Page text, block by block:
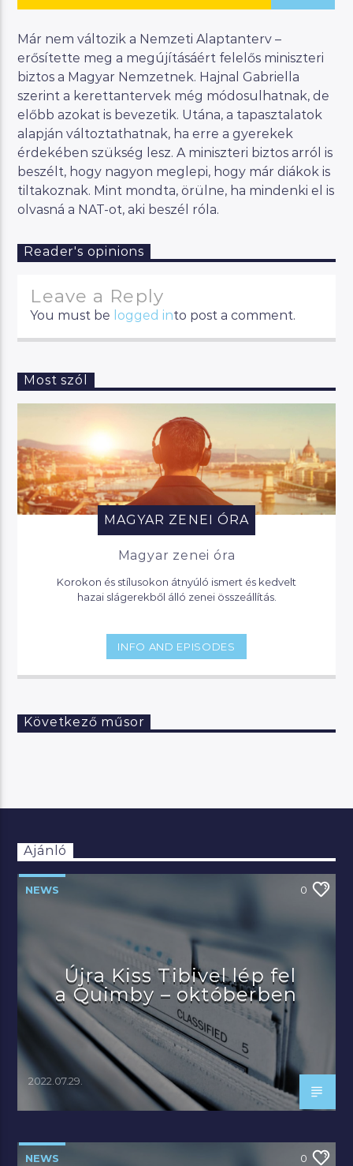
Manna FM
Már nem változik a Nemzeti Alaptanterv –
erősítette meg a megújításáért felelős miniszteri
biztos a Magyar Nemzetnek. Hajnal Gabriella
szerint a kerettantervek még módosulhatnak, de
előbb azokat is bevezetik. Utána, a tapasztalatok
alapján változtathatnak, ha erre a gyerekek
érdekében szükség lesz. A miniszteri biztos arról is
beszélt, hogy nagyon meglepi, hogy már diákok is
tiltakoznak. Mint mondta, örülne, ha mindenki el is
olvasná a NAT-ot, aki beszél róla.
Reader's opinions
Leave a Reply
You must be logged into post a comment.
Most szól
MAGYAR ZENEI ÓRA
Magyar zenei óra
Korokon és stílusokon átnyúló ismert és kedvelt
hazai slágerekből álló zenei összeállítás.
INFO AND EPISODES
Következő műsor
Ajánló
NEWS 0
Újra Kiss Tibivel lép fel
a Quimby – októberben
2022.07.29.
NEWS 0